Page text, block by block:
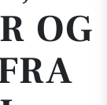
OG